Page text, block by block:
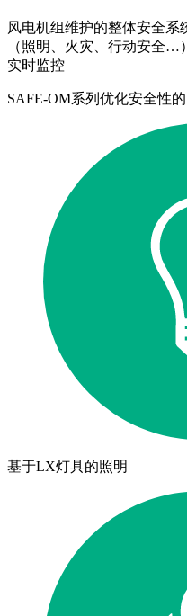
风电机组维护的整体安全
（照明、火灾、行动安全…
实时监控
SAFE-OM系列优化安全性
基于LX灯具的照明